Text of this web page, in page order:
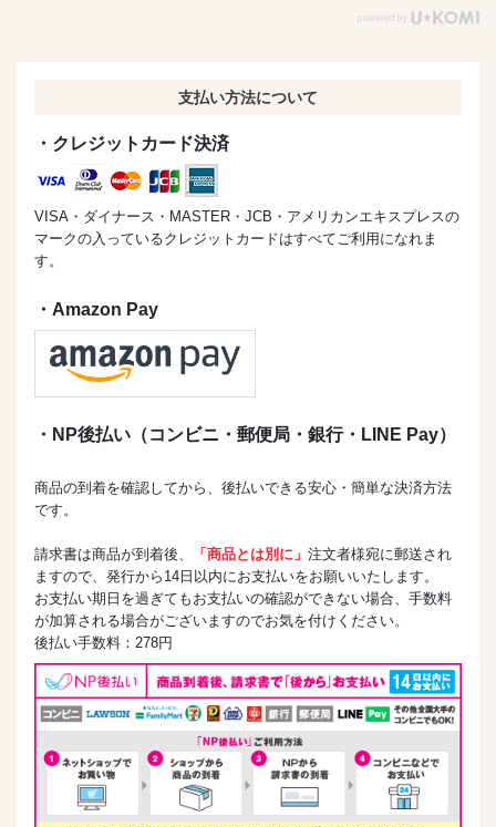
支払い方法について
・クレジットカード決済
VISA・ダイナース・MASTER・JCB・アメリカンエキスプレスの
マークの入っているクレジットカードはすべてご利用になれま
す。
・Amazon Pay
・NP後払い（コンビニ・郵便局・銀行・LINE Pay）
商品の到着を確認してから、後払いできる安心・簡単な決済方法
です。
請求書は商品が到着後、 「商品とは別に」 注文者様宛に郵送され
ますので、発行から14日以内にお支払いをお願いいたします。
お支払い期日を過ぎてもお支払いの確認ができない場合、手数料
が加算される場合がございますのでお気を付けください。
後払い手数料：278円